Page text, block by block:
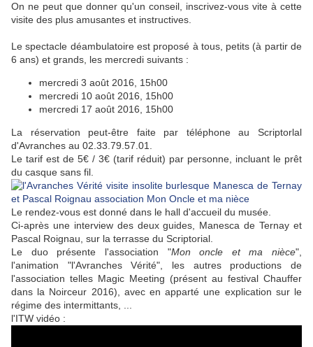
On ne peut que donner qu'un conseil, inscrivez-vous vite à cette
visite des plus amusantes et instructives.
Le spectacle déambulatoire est proposé à tous, petits (à partir de
6 ans) et grands, les mercredi suivants :
mercredi 3 août 2016, 15h00
mercredi 10 août 2016, 15h00
mercredi 17 août 2016, 15h00
La réservation peut-être faite par téléphone au Scriptorlal
d'Avranches au 02.33.79.57.01.
Le tarif est de 5€ / 3€ (tarif réduit) par personne, incluant le prêt
du casque sans fil.
Le rendez-vous est donné dans le hall d'accueil du musée.
Ci-après une interview des deux guides, Manesca de Ternay et
Pascal Roignau, sur la terrasse du Scriptorial.
Le duo présente l'association "Mon oncle et ma nièce",
l'animation "l'Avranches Vérité", les autres productions de
l'association telles Magic Meeting (présent au festival Chauffer
dans la Noirceur 2016), avec en apparté une explication sur le
régime des intermittants, ...
l'ITW vidéo :